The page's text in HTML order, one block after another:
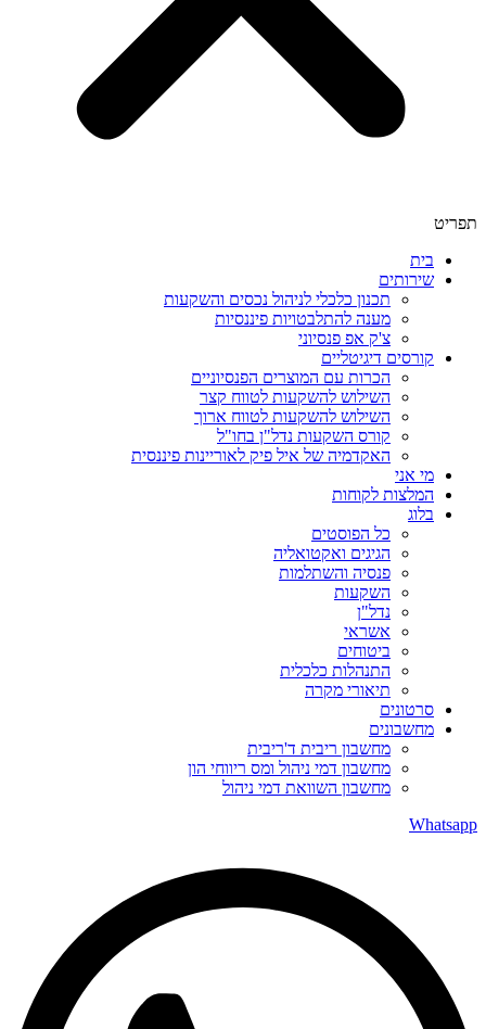
תפריט
בית
שירותים
תכנון כלכלי לניהול נכסים והשקעות
מענה להתלבטויות פיננסיות
צ'ק אפ פנסיוני
קורסים דיגיטליים
הכרות עם המוצרים הפנסיוניים
השילוש להשקעות לטווח קצר
השילוש להשקעות לטווח ארוך
קורס השקעות נדל"ן בחו"ל
האקדמיה של איל פיק לאוריינות פיננסית
מי אני
המלצות לקוחות
בלוג
כל הפוסטים
הגיגים ואקטואליה
פנסיה והשתלמות
השקעות
נדל"ן
אשראי
ביטוחים
התנהלות כלכלית
תיאורי מקרה
סרטונים
מחשבונים
מחשבון ריבית ד'ריבית
מחשבון דמי ניהול ומס ריווחי הון
מחשבון השוואת דמי ניהול
Whatsapp